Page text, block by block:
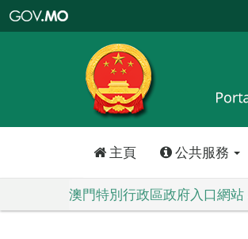
特
政
區
政
口
主頁 公共服務
澳門特別行政區政府入口網站